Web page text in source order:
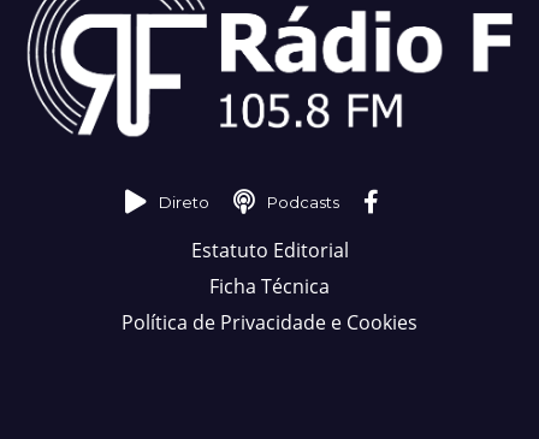
Direto Podcasts
Estatuto Editorial
Ficha Técnica
Política de Privacidade e Cookies